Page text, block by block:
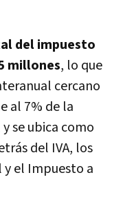
del impuesto
millones, lo que
cercano
al 7% de la
se ubica como
del IVA, los
y el Impuesto a